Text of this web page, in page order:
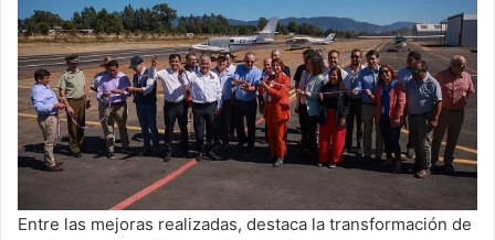
Entre las mejoras realizadas, destaca la transformación de